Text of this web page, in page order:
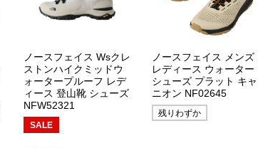
ノースフェイス Wsクレ
ストンハイクミッドウ
ォータープルーフ レデ
ィース 登山靴 シューズ
NFW52321
SALE
ノースフェイス メンズ
レディース ウォーター
シューズ プラット キャ
ニオン NF02645
残りわずか